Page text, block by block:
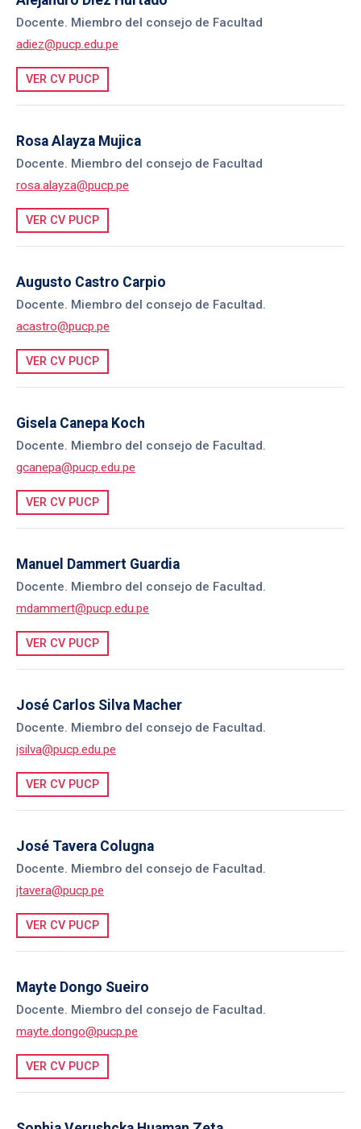
Docente. Miembro del consejo de Facultad
adiez@pucp.edu.pe
VER CV PUCP
Rosa Alayza Mujica
Docente. Miembro del consejo de Facultad
rosa.alayza@pucp.pe
VER CV PUCP
Augusto Castro Carpio
Docente. Miembro del consejo de Facultad.
acastro@pucp.pe
VER CV PUCP
Gisela Canepa Koch
Docente. Miembro del consejo de Facultad.
gcanepa@pucp.edu.pe
VER CV PUCP
Manuel Dammert Guardia
Docente. Miembro del consejo de Facultad.
mdammert@pucp.edu.pe
VER CV PUCP
José Carlos Silva Macher
Docente. Miembro del consejo de Facultad.
jsilva@pucp.edu.pe
VER CV PUCP
José Tavera Colugna
Docente. Miembro del consejo de Facultad.
jtavera@pucp.pe
VER CV PUCP
Mayte Dongo Sueiro
Docente. Miembro del consejo de Facultad.
mayte.dongo@pucp.pe
VER CV PUCP